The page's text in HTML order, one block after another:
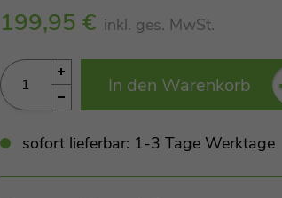
199,95 € inkl. ges. MwSt.
In den Warenkorb
sofort lieferbar: 1-3 Tage Werktage